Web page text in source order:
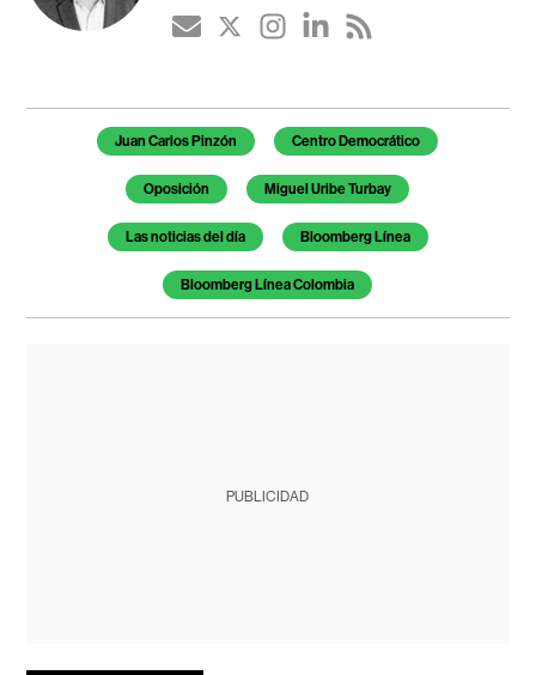
Temas de este artículo
Juan Carlos Pinzón Centro Democrático
Oposición Miguel Uribe Turbay
Las noticias del día Bloomberg Línea
Bloomberg Línea Colombia
PUBLICIDAD